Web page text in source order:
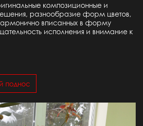
композиционные и
разнообразие форм цветов,
вписанных в форму
исполнения и внимание к
поднос